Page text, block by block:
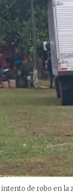
de robo en